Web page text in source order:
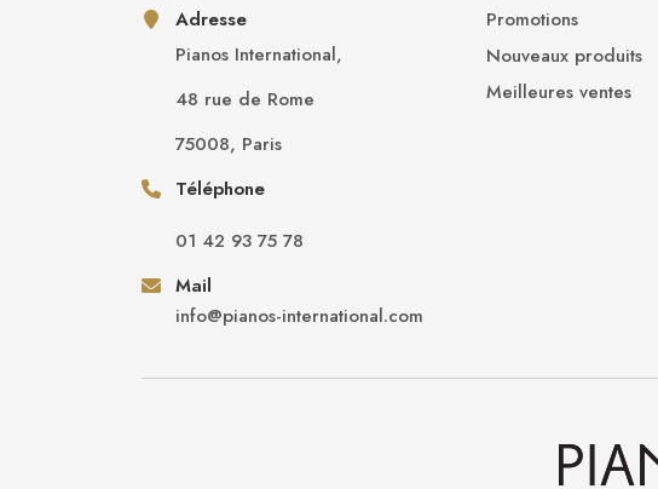
Adresse
Pianos International,
48 rue de Rome
75008, Paris
Téléphone
01 42 93 75 78
Mail
info@pianos-international.com
Promotions
Nouveaux produits
Meilleures ventes